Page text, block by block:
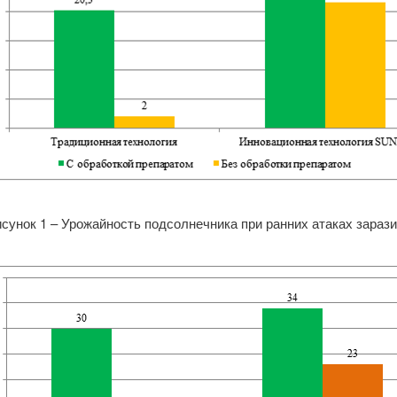
1 – Урожайность подсолнечника при ранних атаках